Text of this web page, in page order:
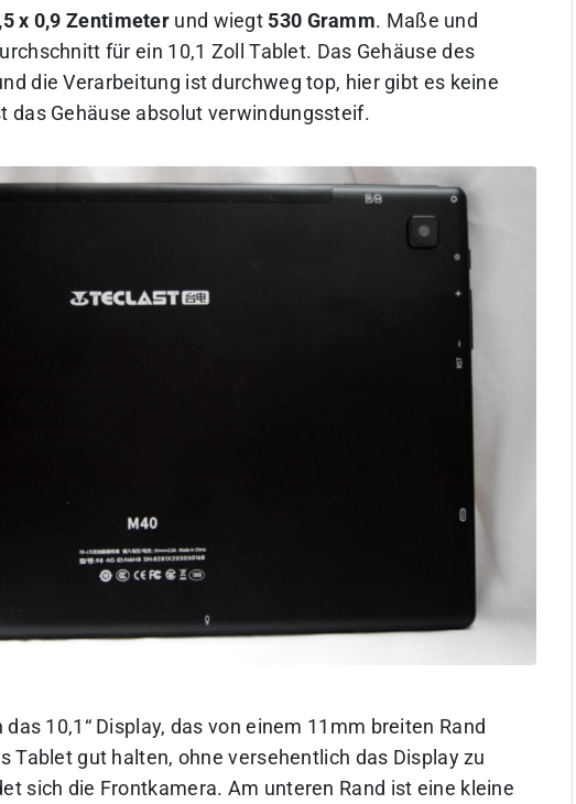
x 0,9 Zentimeter und wiegt 530 Gramm. Maße und
für ein 10,1 Zoll Tablet. Das Gehäuse des
die Verarbeitung ist durchweg top, hier gibt es keine
das Gehäuse absolut verwindungssteif.
10,1“ Display, das von einem 11mm breiten Rand
Tablet gut halten, ohne versehentlich das Display zu
sich die Frontkamera. Am unteren Rand ist eine kleine